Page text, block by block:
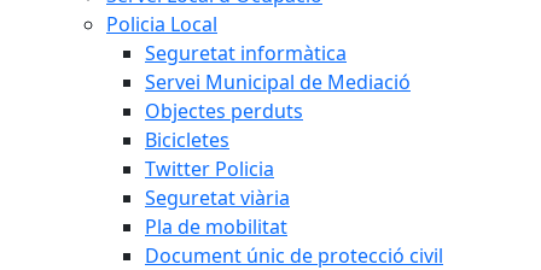
Policia Local
Seguretat informàtica
Servei Municipal de Mediació
Objectes perduts
Bicicletes
Twitter Policia
Seguretat viària
Pla de mobilitat
Document únic de protecció civil